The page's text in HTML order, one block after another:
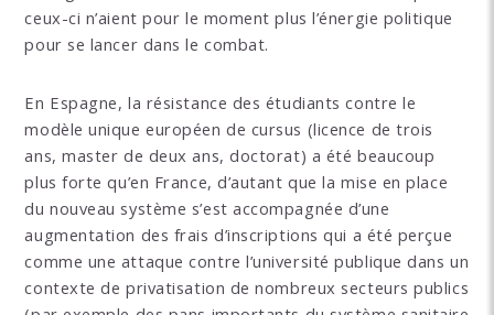
ceux-ci n’aient pour le moment plus l’énergie politique
pour se lancer dans le combat.
En Espagne, la résistance des étudiants contre le
modèle unique européen de cursus (licence de trois
ans, master de deux ans, doctorat) a été beaucoup
plus forte qu’en France, d’autant que la mise en place
du nouveau système s’est accompagnée d’une
augmentation des frais d’inscriptions qui a été perçue
comme une attaque contre l’université publique dans un
contexte de privatisation de nombreux secteurs publics